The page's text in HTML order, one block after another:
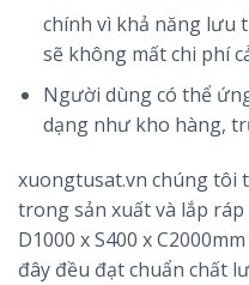
chính vì khả năng lưu
sẽ không mất chi phí
Người dùng có thể
dạng như kho hàng,
xuongtusat.vn chúng tôi
trong sản xuất và lắp
D1000 x S400 x
đây đều đạt chuẩn chất